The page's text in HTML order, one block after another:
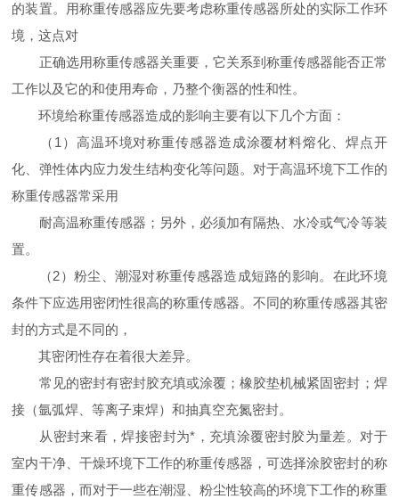
的装置。用称重传感器应先要考虑称重传感器所处的实际工作环
境，这点对
正确选用称重传感器关重要，它关系到称重传感器能否正常
工作以及它的和使用寿命，乃整个衡器的性和性。
环境给称重传感器造成的影响主要有以下几个方面：
（1）高温环境对称重传感器造成涂覆材料熔化、焊点开
化、弹性体内应力发生结构变化等问题。对于高温环境下工作的
称重传感器常采用
耐高温称重传感器；另外，必须加有隔热、水冷或气冷等装
置。
（2）粉尘、潮湿对称重传感器造成短路的影响。在此环境
条件下应选用密闭性很高的称重传感器。不同的称重传感器其密
封的方式是不同的，
其密闭性存在着很大差异。
常见的密封有密封胶充填或涂覆；橡胶垫机械紧固密封；焊
接（氩弧焊、等离子束焊）和抽真空充氮密封。
从密封来看，焊接密封为*，充填涂覆密封胶为量差。对于
室内干净、干燥环境下工作的称重传感器，可选择涂胶密封的称
重传感器，而对于一些在潮湿、粉尘性较高的环境下工作的称重